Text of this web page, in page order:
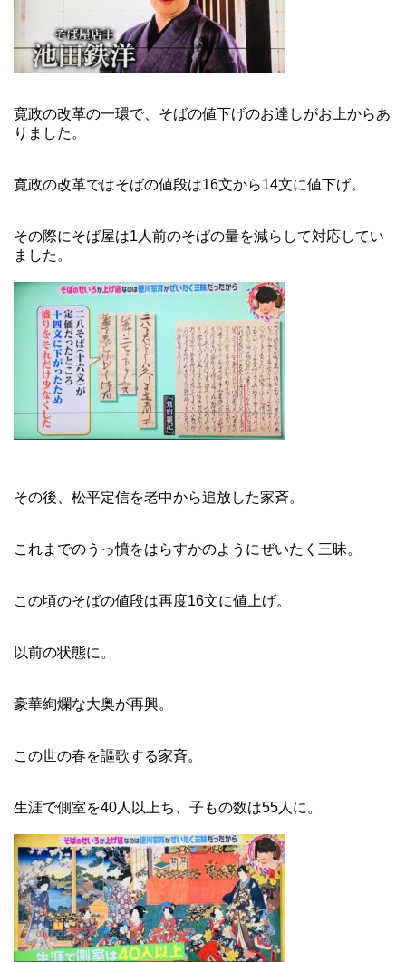
寛政の改革の一環で、そばの値下げのお達しがお上からあ
りました。
寛政の改革ではそばの値段は16文から14文に値下げ。
その際にそば屋は1人前のそばの量を減らして対応してい
ました。
その後、松平定信を老中から追放した家斉。
これまでのうっ憤をはらすかのようにぜいたく三昧。
この頃のそばの値段は再度16文に値上げ。
以前の状態に。
豪華絢爛な大奥が再興。
この世の春を謳歌する家斉。
生涯で側室を40人以上ち、子もの数は55人に。